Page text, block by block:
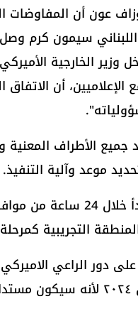
عون​ أن المفاوضات
سيمون كرم
وزير الخارجية
أن
الأطراف المعنية
موعد وآلية التنفيذ.
وأكد عون أن التنفيذ
التجريبية
دور الراعي
يختلف عن اتفاق ٢٧